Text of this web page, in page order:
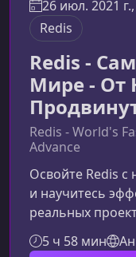
26 июл. 2021
Redis
Redis -
Мире - От
Redis - World's
Advance
Освойте Redis с
и научитесь
реальных
подходит как
желающим
5 ч 58 мин